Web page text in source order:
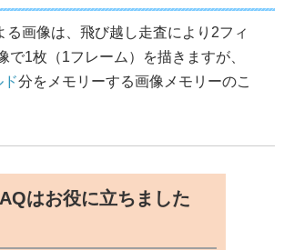
る画像は、飛び越し走査により2フィ
で1枚（1フレーム）を描きますが、
分をメモリーする画像メモリーのこ
はお役に立ちました